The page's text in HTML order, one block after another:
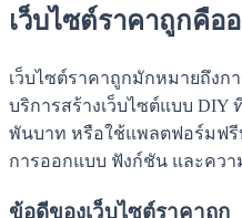
เว็บไซต์ราคาถูกคืออ
เว็บไซต์ราคาถูกมักหมายถึงก
บริการสร้างเว็บไซต์แบบ DIY
พันบาท หรือใช้แพลตฟอร์มฟรี
การออกแบบ ฟังก์ชัน และคว
ข้อดีของเว็บไซต์ราคาถูก